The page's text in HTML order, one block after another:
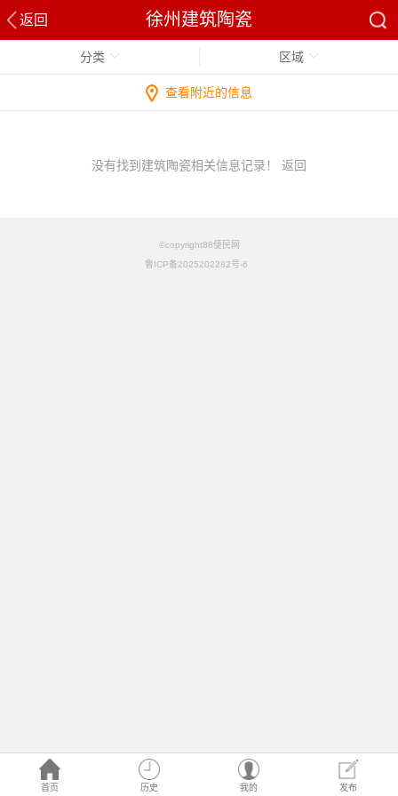
返回 徐州建筑陶瓷
首页 历史 我的 发布
分类 区域
查看附近的信息
没有找到建筑陶瓷相关信息记录！ 返回
©copyright88便民网
鲁ICP备2025202282号-6